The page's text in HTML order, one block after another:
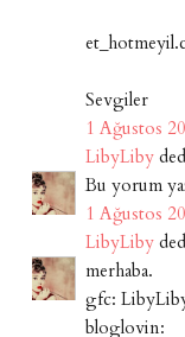
Sevgiler
1 Ağustos
LibyLiby
Bu yorum
1 Ağustos
LibyLiby
merhaba.
gfc:
bloglovin: